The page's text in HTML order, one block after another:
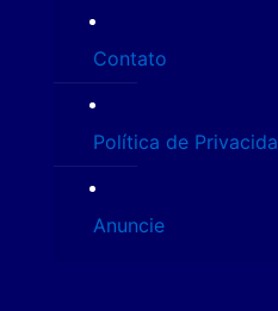
Contato
Política de
Anuncie